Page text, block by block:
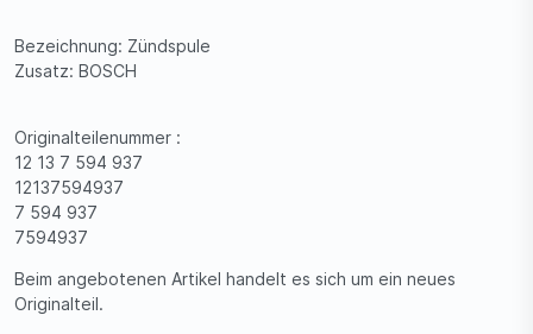
Bezeichnung: Zündspule
Zusatz: BOSCH
Originalteilenummer :
12 13 7 594 937
12137594937
7 594 937
7594937
Beim angebotenen Artikel handelt es sich um ein neues
Originalteil.